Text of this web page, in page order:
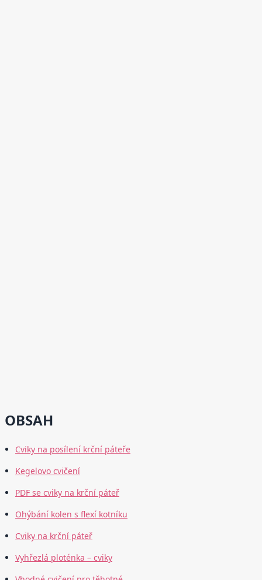
OBSAH
Cviky na posílení krční páteře
Kegelovo cvičení
PDF se cviky na krční páteř
Ohýbání kolen s flexí kotníku
Cviky na krční páteř
Vyhřezlá ploténka – cviky